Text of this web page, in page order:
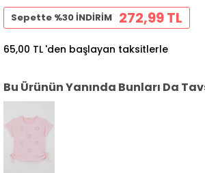
Sepette %30 İNDİRİM 272,99 TL
65,00 TL 'den başlayan taksitlerle
Bu Ürünün Yanında Bunları Da